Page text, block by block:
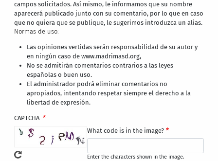
campos solicitados. Así mismo, le informamos que su nombre
aparecerá publicado junto con su comentario, por lo que en caso
que no quiera que se publique, le sugerimos introduzca un alias.
Normas de uso:
Las opiniones vertidas serán responsabilidad de su autor y
en ningún caso de www.madrimasd.org,
No se admitirán comentarios contrarios a las leyes
españolas o buen uso.
El administrador podrá eliminar comentarios no
apropiados, intentando respetar siempre el derecho a la
libertad de expresión.
CAPTCHA
What code is in the image?
Enter the characters shown in the image.